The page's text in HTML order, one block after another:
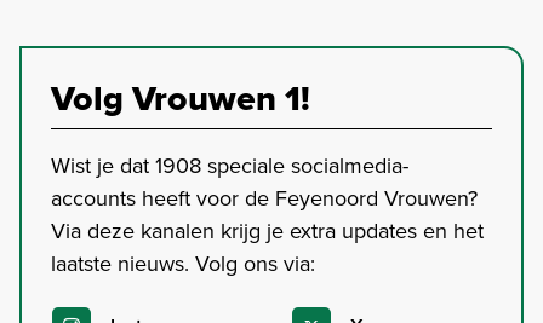
Volg Vrouwen 1!
Wist je dat 1908 speciale socialmedia-
accounts heeft voor de Feyenoord Vrouwen?
Via deze kanalen krijg je extra updates en het
laatste nieuws. Volg ons via: